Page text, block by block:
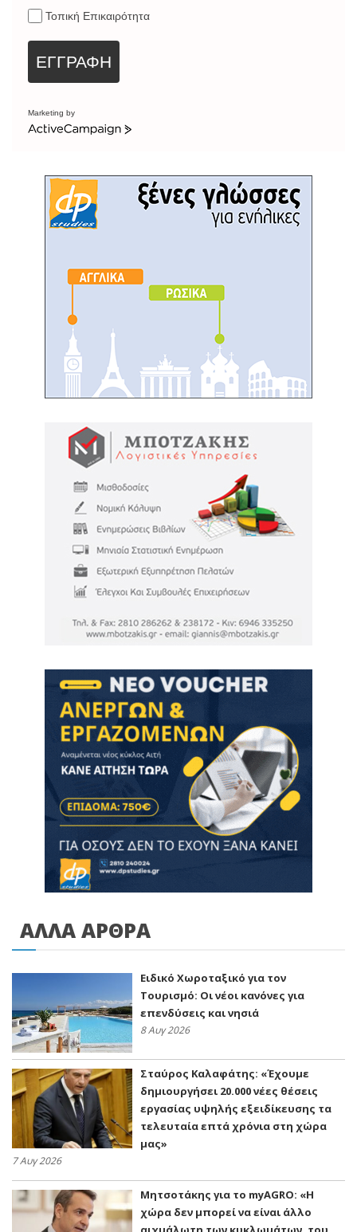
Τοπική Επικαιρότητα
ΕΓΓΡΑΦΗ
Marketing by
ΑΛΛΑ ΑΡΘΡΑ
Ειδικό Χωροταξικό για τον
Τουρισμό: Οι νέοι κανόνες για
επενδύσεις και νησιά
8 Αυγ 2026
Σταύρος Καλαφάτης: «Έχουμε
δημιουργήσει 20.000 νέες θέσεις
εργασίας υψηλής εξειδίκευσης τα
τελευταία επτά χρόνια στη χώρα
μας»
7 Αυγ 2026
Μητσοτάκης για το myAGRO: «Η
χώρα δεν μπορεί να είναι άλλο